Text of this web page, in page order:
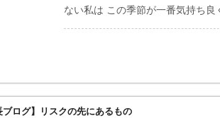
ない私は この季節が一番気持ち
ブログ】リスクの先にあるもの